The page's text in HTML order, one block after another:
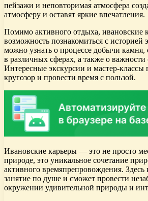
пейзажи и неповторимая атмосфера
атмосферу и оставят яркие впечатления.
Помимо активного отдыха, ивановские
возможность познакомиться с историей
можно узнать о процессе добычи камня,
в различных сферах, а также о
Интересные экскурсии и мастер-классы
кругозор и провести время с пользой.
Ивановские карьеры — это не просто
природе, это уникальное сочетание
активного времяпрепровождения.
занятие по душе и сможет провести
окружении удивительной природы и